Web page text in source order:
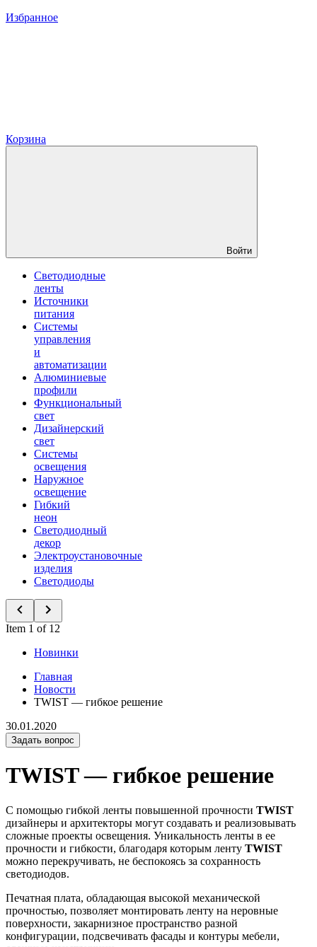
Избранное
Корзина
Войти
Светодиодные
ленты
Источники
питания
Системы
управления
и
автоматизации
Алюминиевые
профили
Функциональный
свет
Дизайнерский
свет
Системы
освещения
Наружное
освещение
Гибкий
неон
Светодиодный
декор
Электроустановочные
изделия
Светодиоды
Item 1 of 12
Новинки
Главная
Новости
TWIST — гибкое решение
30.01.2020
Задать вопрос
TWIST — гибкое решение
С помощью гибкой ленты повышенной прочности TWIST
дизайнеры и архитекторы могут создавать и реализовывать
сложные проекты освещения. Уникальность ленты в ее
прочности и гибкости, благодаря которым ленту TWIST
можно перекручивать, не беспокоясь за сохранность
светодиодов.
Печатная плата, обладающая высокой механической
прочностью, позволяет монтировать ленту на неровные
поверхности, закарнизное пространство разной
конфигурации, подсвечивать фасады и контуры мебели,